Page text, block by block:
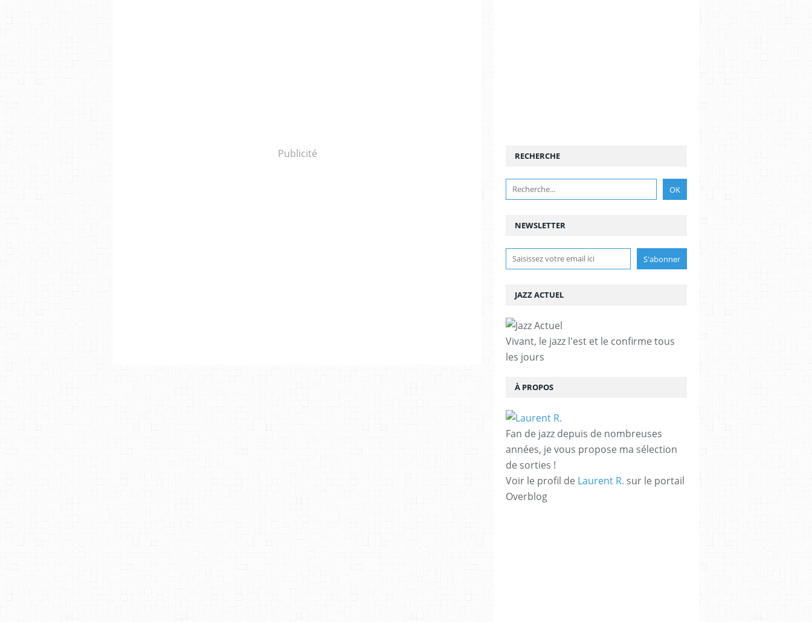
Publicité
NEWSLETTER
RECHERCHE
JAZZ ACTUEL
Vivant, le jazz l'est et le confirme tous
les jours
À PROPOS
Fan de jazz depuis de nombreuses
années, je vous propose ma sélection
de sorties !
Voir le profil de Laurent R. sur le portail
Overblog